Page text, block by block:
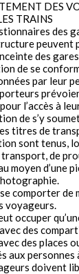
DES
TRAINS
des
peuvent
des
de se
par leur
l’accès à
de s’y
titres de
sont tenus,
de
moyen d’une
comporter de
voyageurs.
occuper
des
des places
aux personnes
doivent